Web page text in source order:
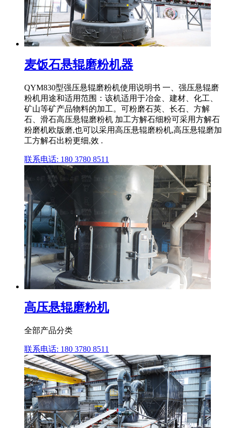
麦饭石悬辊磨粉机器
QYM830型强压悬辊磨粉机使用说明书 一、强压悬辊磨
粉机用途和适用范围：该机适用于冶金、建材、化工、
矿山等矿产品物料的加工。可粉磨石英、长石、方解
石、滑石高压悬辊磨粉机 加工方解石细粉可采用方解石
粉磨机欧版磨,也可以采用高压悬辊磨粉机,高压悬辊磨加
工方解石出粉更细,效 .
联系电话: 180 3780 8511
高压悬辊磨粉机
全部产品分类
联系电话: 180 3780 8511